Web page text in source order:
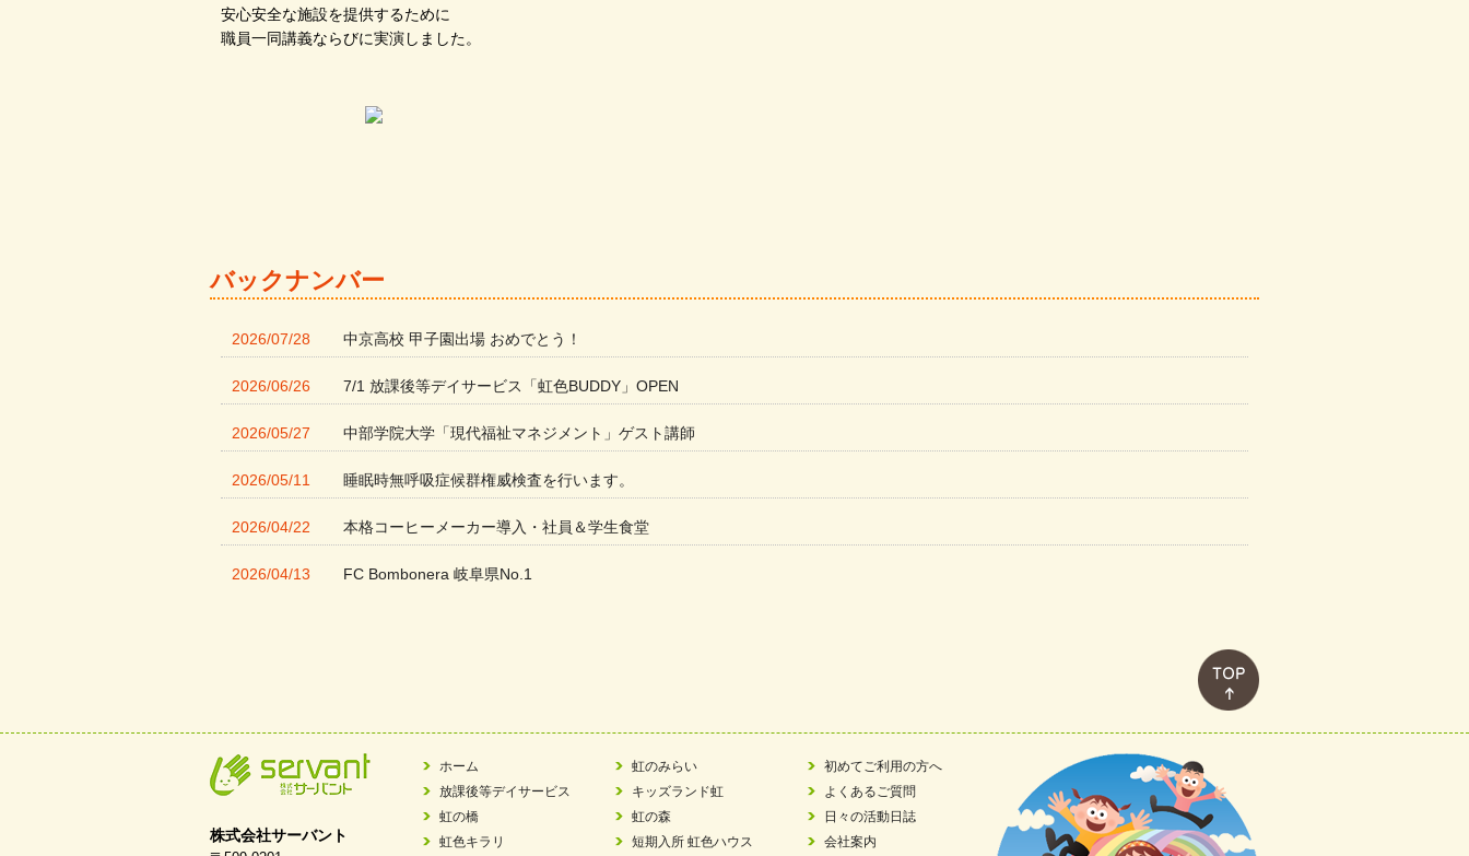
安心安全な施設を提供するために
職員一同講義ならびに実演しました。
バックナンバー
2026/07/28 中京高校 甲子園出場 おめでとう！
2026/06/26 7/1 放課後等デイサービス「虹色BUDDY」OPEN
2026/05/27 中部学院大学「現代福祉マネジメント」ゲスト講師
2026/05/11 睡眠時無呼吸症候群権威検査を行います。
2026/04/22 本格コーヒーメーカー導入・社員＆学生食堂
2026/04/13 FC Bombonera 岐阜県No.1
2026/02/06 岐阜県「働いてもらい方改革」優良事例集に掲載されました
FC ボンボ ジュニア 稼働中 ～体験募集しています。
株式会社サーバント
ホーム
放課後等デイサービス
虹の橋
虹色キラリ
虹のみらい
キッズランド虹
虹の森
短期入所 虹色ハウス
初めてご利用の方へ
よくあるご質問
日々の活動日誌
会社案内